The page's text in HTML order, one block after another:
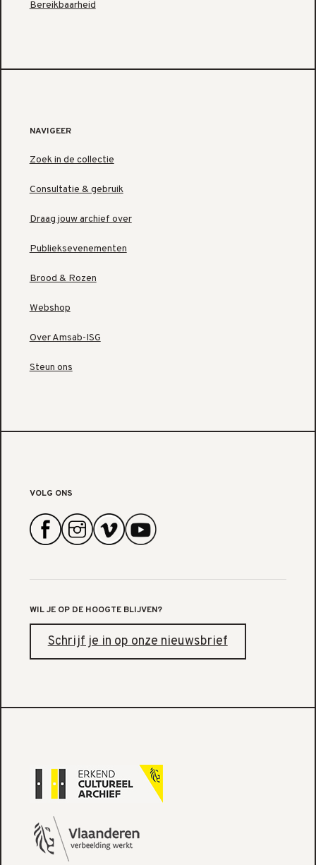
Bereikbaarheid
NAVIGEER
Zoek in de collectie
Consultatie & gebruik
Draag jouw archief over
Publieksevenementen
Brood & Rozen
Webshop
Over Amsab-ISG
Steun ons
VOLG ONS
WIL JE OP DE HOOGTE BLIJVEN?
Schrijf je in op onze nieuwsbrief